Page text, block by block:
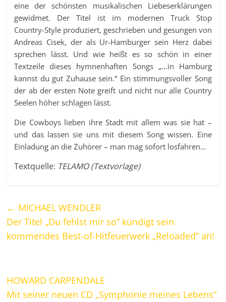
eine der schönsten musikalischen Liebeserklärungen
gewidmet. Der Titel ist im modernen Truck Stop
Country-Style produziert, geschrieben und gesungen von
Andreas Cisek, der als Ur-Hamburger sein Herz dabei
sprechen lässt. Und wie heißt es so schön in einer
Textzeile dieses hymnenhaften Songs „…in Hamburg
kannst du gut Zuhause sein.“ Ein stimmungsvoller Song
der ab der ersten Note greift und nicht nur alle Country
Seelen höher schlagen lässt.
Die Cowboys lieben ihre Stadt mit allem was sie hat –
und das lassen sie uns mit diesem Song wissen. Eine
Einladung an die Zuhörer – man mag sofort losfahren…
Textquelle: TELAMO (Textvorlage)
← MICHAEL WENDLER
Der Titel „Du fehlst mir so“ kündigt sein
kommendes Best-of-Hitfeuerwerk „Reloaded“ an!
HOWARD CARPENDALE
Mit seiner neuen CD „Symphonie meines Lebens“